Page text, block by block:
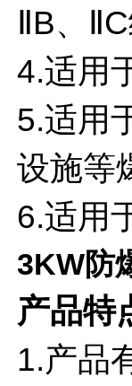
ⅡB、
4.适用
5.适用
设施等
6.适用
3KW防
产品特
1.产品